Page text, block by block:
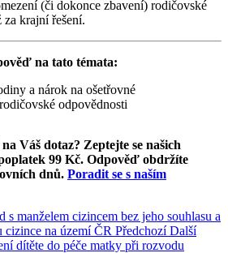
(či dokonce zbavení) rodičovské
krajní řešení.
na tato témata:
a nárok na ošetřovné
odpovědnosti
Váš dotaz? Zeptejte se našich
99 Kč. Odpověď obdržíte
dnů. Poradit se s naším
s manželem cizincem bez jeho souhlasu a
na území ČR Předchozí Další
dítěte do péče matky při rozvodu